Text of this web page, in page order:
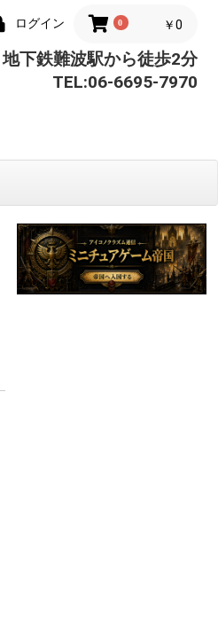
ログイン 0 ￥0
地下鉄難波駅から徒歩2分
TEL:06-6695-7970